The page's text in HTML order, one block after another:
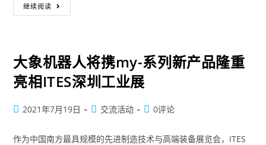
继续阅读
大象机器人将携my-系列新产品隆重
亮相ITES深圳工业展
2021年7月19日 交流活动 0评论
作为中国南方最具规模的先进制造技术与高端装备展览会，ITES